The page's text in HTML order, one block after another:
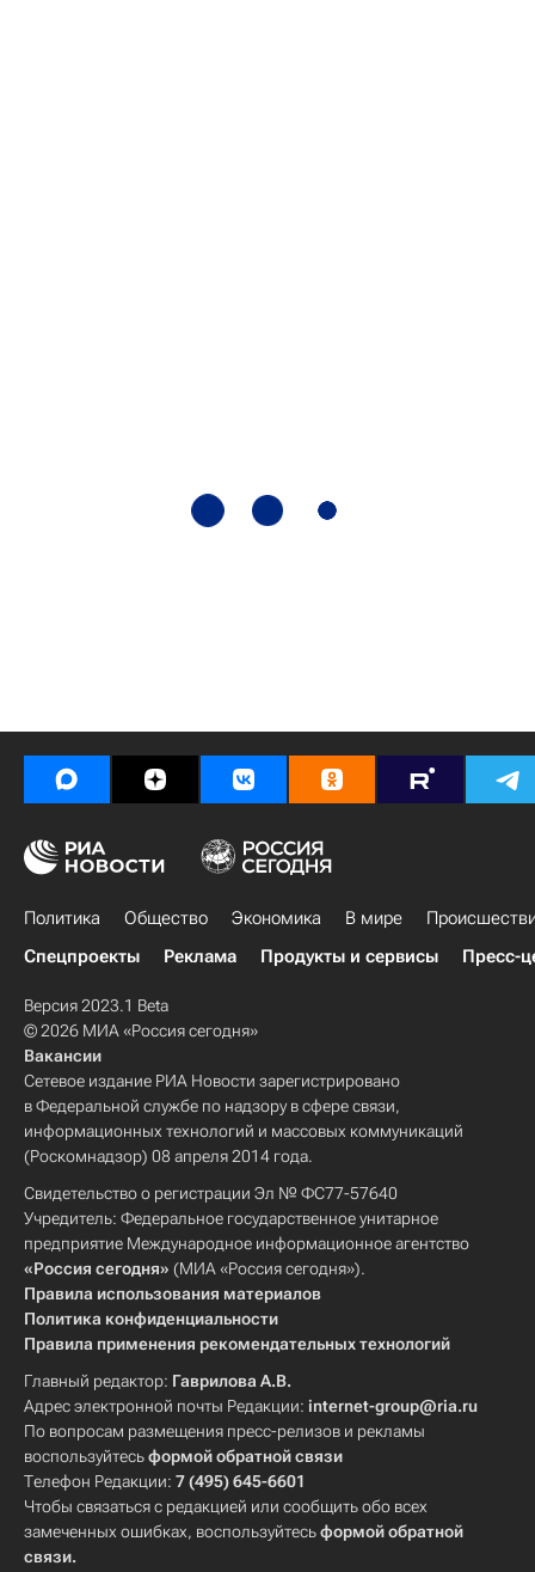
Политика Общество Экономика В мире
Спецпроекты
Реклама Продукты и сервисы Пресс-
Версия 2023.1 Beta
© 2026 МИА «Россия сегодня»
Вакансии
Сетевое издание РИА Новости зарегистрировано
в Федеральной службе по надзору в сфере связи,
информационных технологий и массовых коммуникаций
(Роскомнадзор) 08 апреля 2014 года.
Свидетельство о регистрации Эл № ФС77-57640
Учредитель: Федеральное государственное унитарное
предприятие Международное информационное агентство
«Россия сегодня» (МИА «Россия сегодня»).
Правила использования материалов
Политика конфиденциальности
Правила применения рекомендательных технологий
Главный редактор: Гаврилова А.В.
Адрес электронной почты Редакции: internet-group@ria.ru
По вопросам размещения пресс-релизов и рекламы
воспользуйтесьформой обратной связи
Телефон Редакции: 7 (495) 645-6601
Чтобы связаться с редакцией или сообщить обо всех
замеченных ошибках, воспользуйтесьформой обратной
связи.